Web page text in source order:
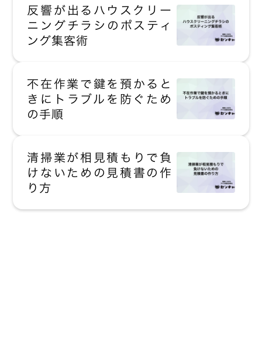
反響が出るハウスクリー
ニングチラシのポスティ
ング集客術
不在作業で鍵を預かると
きにトラブルを防ぐため
の手順
清掃業が相見積もりで負
けないための見積書の作
り方